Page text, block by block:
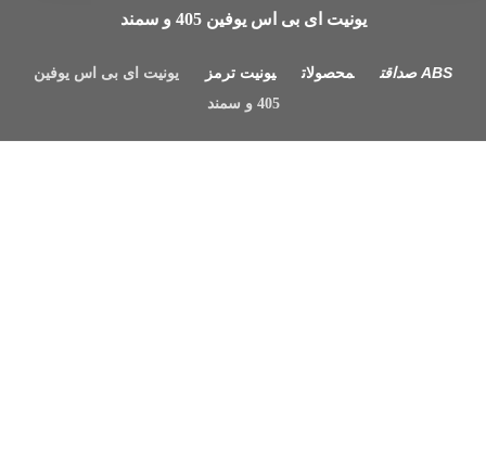
یونیت ای بی اس یوفین 405 و سمند
محصولات یونیت ترمز
یونیت ای بی اس یوفین
405 و سمند